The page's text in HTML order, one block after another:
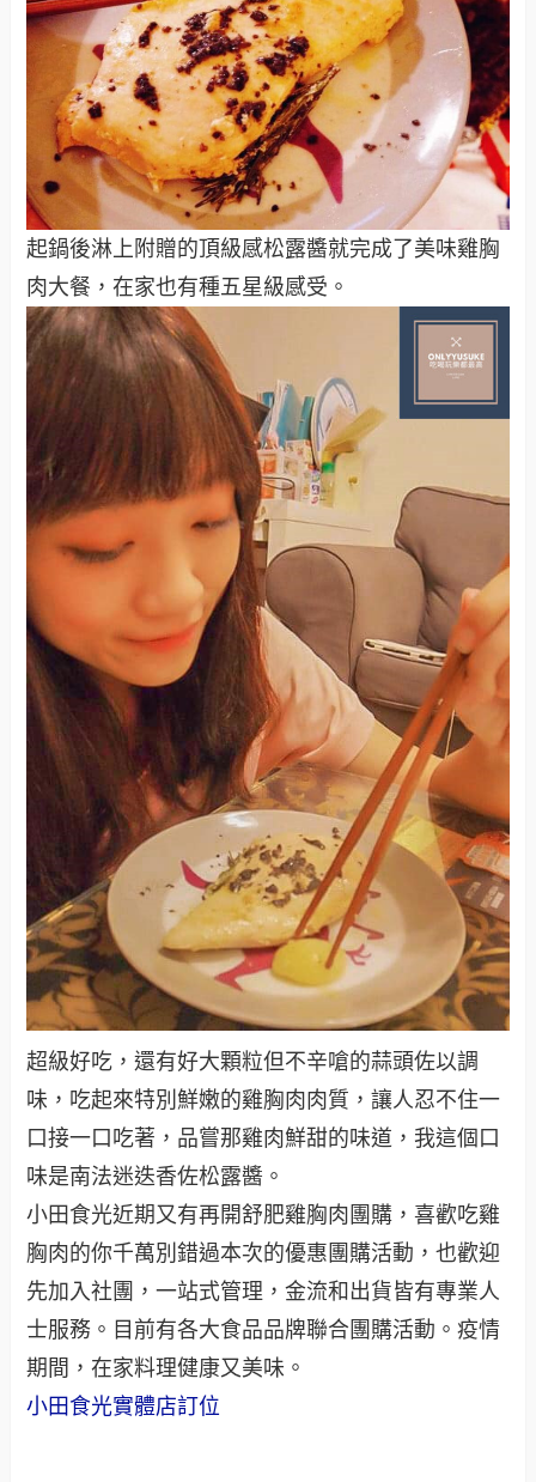
起鍋後淋上附贈的頂級感松露醬就完成了美味雞胸
肉大餐，在家也有種五星級感受。
超級好吃，還有好大顆粒但不辛嗆的蒜頭佐以調
味，吃起來特別鮮嫩的雞胸肉肉質，讓人忍不住一
口接一口吃著，品嘗那雞肉鮮甜的味道，我這個口
味是南法迷迭香佐松露醬。
小田食光近期又有再開舒肥雞胸肉團購，喜歡吃雞
胸肉的你千萬別錯過本次的優惠團購活動，也歡迎
先加入社團，一站式管理，金流和出貨皆有專業人
士服務。目前有各大食品品牌聯合團購活動。疫情
期間，在家料理健康又美味。
小田食光實體店訂位